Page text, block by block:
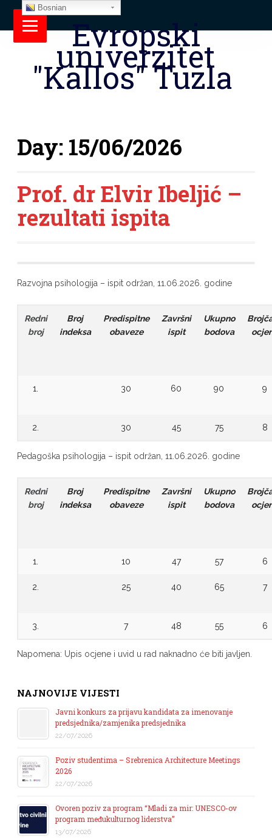
Evropski
univerzitet
"Kallos" Tuzla
Day: 15/06/2026
Prof. dr Elvir Ibeljić –
rezultati ispita
Razvojna psihologija – ispit održan, 11.06.2026. godine
Redni
broj
Broj
indeksa
Predispitne
obaveze
Završni
ispit
Ukupno
bodova
1. 30 60 90 9
2. 30 45 75 8
Pedagoška psihologija – ispit održan, 11.06.2026. godine
Redni
broj
Broj
indeksa
Predispitne
obaveze
Završni
ispit
Ukupno
bodova
1. 10 47 57 6
2. 25 40 65 7
3. 7 48 55 6
Napomena: Upis ocjene i uvid u rad naknadno će biti javljen.
NAJNOVIJE VIJESTI
Javni konkurs za prijavu kandidata za imenovanje
predsjednika/zamjenika predsjednika
22/07/2026
Poziv studentima – Srebrenica Architecture Meetings
2026
22/07/2026
Ovoren poziv za program “Mladi za mir: UNESCO-ov
program međukulturnog liderstva”
13/07/2026
Bosnian